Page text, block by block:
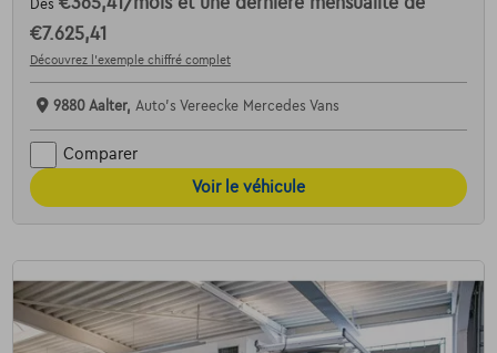
Dès
€7.625,41
Découvrez l’exemple chiffré complet
9880 Aalter, Auto's Vereecke Mercedes Vans
Comparer
Voir le véhicule